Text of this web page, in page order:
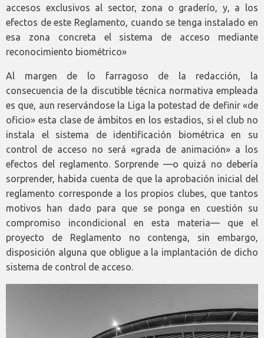
accesos exclusivos al sector, zona o graderío, y, a los
efectos de este Reglamento, cuando se tenga instalado en
esa zona concreta el sistema de acceso mediante
reconocimiento biométrico»
Al margen de lo farragoso de la redacción, la
consecuencia de la discutible técnica normativa empleada
es que, aun reservándose la Liga la potestad de definir «de
oficio» esta clase de ámbitos en los estadios, si el club no
instala el sistema de identificación biométrica en su
control de acceso no será «grada de animación» a los
efectos del reglamento. Sorprende —o quizá no debería
sorprender, habida cuenta de que la aprobación inicial del
reglamento corresponde a los propios clubes, que tantos
motivos han dado para que se ponga en cuestión su
compromiso incondicional en esta materia— que el
proyecto de Reglamento no contenga, sin embargo,
disposición alguna que obligue a la implantación de dicho
sistema de control de acceso.